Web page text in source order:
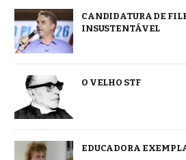
CANDIDATURA DE
INSUSTENTÁVEL
O VELHO STF
EDUCADORA